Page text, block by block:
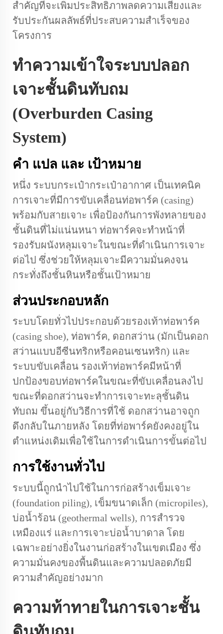
สำคัญที่จะเพิ่มประสิทธิภาพลดความเสี่ยงและ
รับประกันผลลัพธ์ที่ประสบความสำเร็จของ
โครงการ
ทำความเข้าใจระบบปลอก
เจาะชั้นดินทับถม
(Overburden Casing
System)
คํา แปล และ เป้าหมาย
หนึ่ง ระบบกระเป๋ากระเป๋าอากาศ เป็นเทคนิค
การเจาะที่มีการขับเคลื่อนท่อพาร์ค (casing)
พร้อมกับสายเจาะ เพื่อป้องกันการพังทลายของ
ชั้นดินที่ไม่แน่นหนา ท่อพาร์คจะทำหน้าที่
รองรับผนังหลุมเจาะในขณะที่ดำเนินการเจาะ
ต่อไป ซึ่งช่วยให้หลุมเจาะมีความมั่นคงจน
กระทั่งถึงชั้นหินหรือชั้นเป้าหมาย
ส่วนประกอบหลัก
ระบบโดยทั่วไปประกอบด้วยรองเท้าท่อพาร์ค
(casing shoe), ท่อพาร์ค, ดอกสว่าน (มักเป็นดอก
สว่านแบบอีซีนทริกหรือคอนเซนทริก) และ
ระบบขับเคลื่อน รองเท้าท่อพาร์คมีหน้าที่
ปกป้องขอบท่อพาร์คในขณะที่ขับเคลื่อนลงไป
ขณะที่ดอกสว่านจะทำการเจาะทะลุชั้นดิน
ทับถม ขึ้นอยู่กับวิธีการที่ใช้ ดอกสว่านอาจถูก
ดึงกลับในภายหลัง โดยที่ท่อพาร์คยังคงอยู่ใน
ตำแหน่งเดิมเพื่อใช้ในการดำเนินการขั้นต่อไป
การใช้งานทั่วไป
ระบบนี้ถูกนำไปใช้ในการก่อสร้างเข็มเจาะ
(foundation piling), เข็มขนาดเล็ก (micropiles),
บ่อน้ำร้อน (geothermal wells), การสำรวจ
เหมืองแร่ และการเจาะบ่อน้ำบาดาล โดย
เฉพาะอย่างยิ่งในงานก่อสร้างในเขตเมือง ซึ่ง
ความมั่นคงของพื้นดินและความปลอดภัยมี
ความสำคัญอย่างมาก
ความท้าทายในการเจาะชั้น